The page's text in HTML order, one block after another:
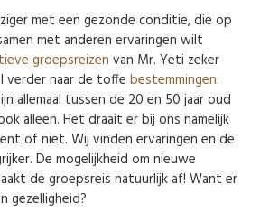
met een gezonde conditie, die op
met anderen ervaringen wilt
groepsreizen van Mr. Yeti zeker
verder naar de toffebestemmingen.
allemaal tussen de 20 en 50 jaar oud
alleen. Het draait er bij ons namelijk
of niet. Wij vinden ervaringen en de
De mogelijkheid om nieuwe
de groepsreis natuurlijk af! Want er
gezelligheid?